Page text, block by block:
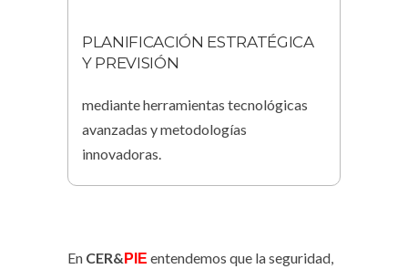
PLANIFICACIÓN ESTRATÉGICA
Y PREVISIÓN
mediante herramientas tecnológicas
avanzadas y metodologías
innovadoras.
En CER& PIE entendemos que la seguridad,